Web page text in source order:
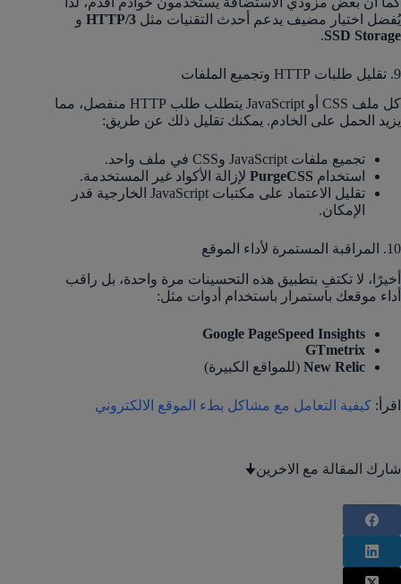
يُفضل اختيار مضيف يدعم أحدث التقنيات مثل HTTP/3 و
SSD Storage
.
9. تقليل طلبات HTTP وتجميع الملفات
كل ملف CSS أو JavaScript يتطلب طلب HTTP منفصل، مما
يزيد الحمل على الخادم. يمكنك تقليل ذلك عن طريق:
تجميع ملفات JavaScript وCSS في ملف واحد.
استخدام PurgeCSS لإزالة الأكواد غير المستخدمة.
تقليل الاعتماد على مكتبات JavaScript الخارجية قدر
الإمكان.
10. المراقبة المستمرة لأداء الموقع
أخيرًا، لا تكتفِ بتطبيق هذه التحسينات مرة واحدة، بل راقب
أداء موقعك باستمرار باستخدام أدوات مثل:
Google PageSpeed Insights
GTmetrix
New Relic (للمواقع الكبيرة)
اقرأ: كيفية التعامل مع مشاكل بطء الموقع الالكتروني
شارك المقالة مع الاخرين🠋